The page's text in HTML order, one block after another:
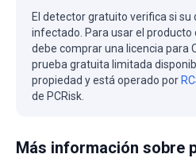
El detector gratuito verifica si su
infectado. Para usar el producto
debe comprar una licencia para
prueba gratuita limitada
propiedad y está operado por
de PCRisk.
Más información sobre